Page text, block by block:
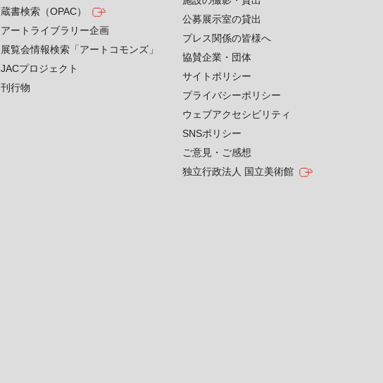
蔵書検索（OPAC）
アートライブラリー企画
展覧会情報検索「アートコモンズ」
JACプロジェクト
刊行物
公募展示室の貸出
プレス関係の皆様へ
協賛企業・団体
サイトポリシー
プライバシーポリシー
ウェブアクセシビリティ
SNSポリシー
ご意見・ご感想
独立行政法人 国立美術館